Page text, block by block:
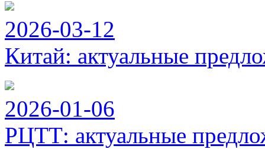
2026-03-12
Китай: актуальные
2026-01-06
РЦТТ: актуальные